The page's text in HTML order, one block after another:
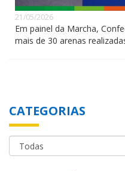
21/05/2026
Em painel da Marcha,
mais de 30 arenas
CATEGORIAS